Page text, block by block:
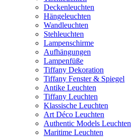
Deckenleuchten
Hängeleuchten
Wandleuchten
Stehleuchten
Lampenschirme
Aufhängungen
Lampenfüße
Tiffany Dekoration
Tiffany Fenster & Spiegel
Antike Leuchten
Tiffany Leuchten
Klassische Leuchten
Art Déco Leuchten
Authentic Models Leuchten
Maritime Leuchten